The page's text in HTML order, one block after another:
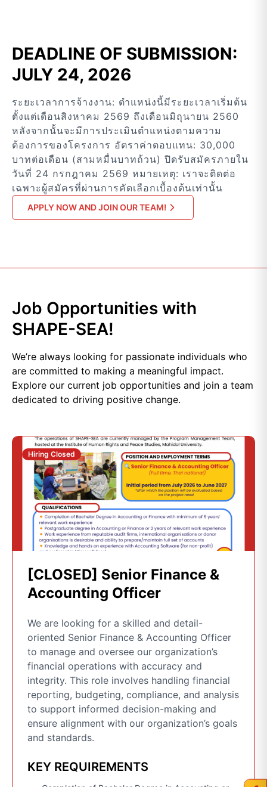
DEADLINE OF SUBMISSION:
JULY 24, 2026
ระยะเวลาการจ้างงาน: ตำแหน่งนี้มีระยะเวลาเริ่มต้น
ตั้งแต่เดือนสิงหาคม 2569 ถึงเดือนมิถุนายน 2560
หลังจากนั้นจะมีการประเมินตำแหน่งตามความ
ต้องการของโครงการ อัตราค่าตอบแทน: 30,000
บาทต่อเดือน (สามหมื่นบาทถ้วน) ปิดรับสมัครภายใน
วันที่ 24 กรกฎาคม 2569 หมายเหตุ: เราจะติดต่อ
เฉพาะผู้สมัครที่ผ่านการคัดเลือกเบื้องต้นเท่านั้น
APPLY NOW AND JOIN OUR TEAM!
Job Opportunities with
SHAPE-SEA!
We’re always looking for passionate individuals who
are committed to making a meaningful impact.
Explore our current job opportunities and join a team
dedicated to driving positive change.
Hiring Closed
[CLOSED] Senior Finance &
Accounting Officer
We are looking for a skilled and detail-
oriented Senior Finance & Accounting Officer
to manage and oversee our organization’s
financial operations with accuracy and
integrity. This role involves handling financial
reporting, budgeting, compliance, and analysis
to support informed decision-making and
ensure alignment with our organization’s goals
and standards.
KEY REQUIREMENTS